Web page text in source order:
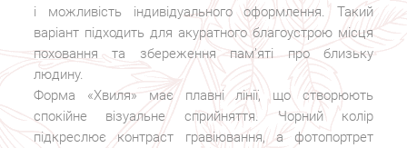
і можливість індивідуального оформлення. Такий
варіант підходить для акуратного благоустрою місця
поховання та збереження пам’яті про близьку
людину.
Форма «Хвиля» має плавні лінії, що створюють
спокійне візуальне сприйняття. Чорний колір
підкреслює контраст гравіювання, а фотопортрет